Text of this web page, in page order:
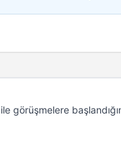
görüşmelere